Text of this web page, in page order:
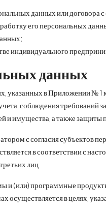
данных или
его персональных
индивидуального
данных
в Приложении № 1
соблюдения
и имущества, а также защиты
с согласия субъектов
в соответствии с
лиц.
(или) программные
осуществляется в целях,